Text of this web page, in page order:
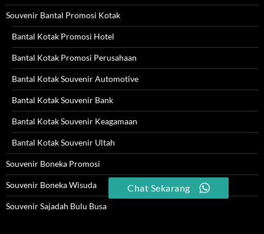
Souvenir Bantal Promosi Kotak
Bantal Kotak Promosi Hotel
Bantal Kotak Promosi Perusahaan
Bantal Kotak Souvenir Automotive
Bantal Kotak Souvenir Bank
Bantal Kotak Souvenir Keagamaan
Bantal Kotak Souvenir Ultah
Souvenir Boneka Promosi
Souvenir Boneka Wisuda
Souvenir Sajadah Bulu Busa
Chat Sekarang